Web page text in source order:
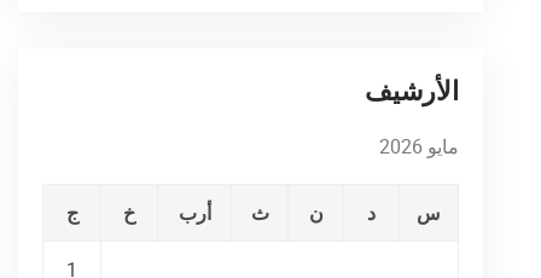
الأرشيف
مايو 2026
س د ن ث أرب خ ج
1